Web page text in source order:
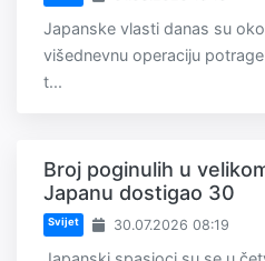
Japanske vlasti danas su
višednevnu operaciju
t...
Broj poginulih u
Japanu dostigao 30
Svijet 30.07.2026 08:19